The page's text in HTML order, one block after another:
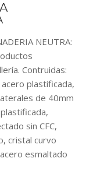
NEUTRA:
Contruidas:
plastificada,
de 40mm
sin CFC,
cristal curvo
esmaltado